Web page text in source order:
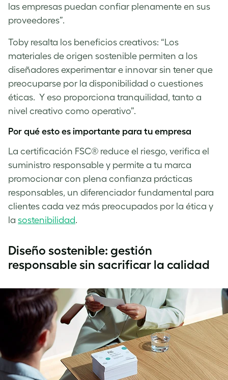
las empresas puedan confiar plenamente en sus
proveedores”.
Toby resalta los beneficios creativos: “Los
materiales de origen sostenible permiten a los
diseñadores experimentar e innovar sin tener que
preocuparse por la disponibilidad o cuestiones
éticas. Y eso proporciona tranquilidad, tanto a
nivel creativo como operativo”.
Por qué esto es importante para tu empresa
La certificación FSC® reduce el riesgo, verifica el
suministro responsable y permite a tu marca
promocionar con plena confianza prácticas
responsables, un diferenciador fundamental para
clientes cada vez más preocupados por la ética y
la sostenibilidad.
Diseño sostenible: gestión
responsable sin sacrificar la calidad